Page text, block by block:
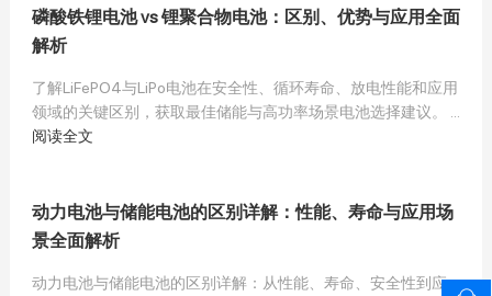
磷酸铁锂电池 vs 锂聚合物电池：区别、优势与应用全面
解析
了解LiFePO4与LiPo电池在安全性、循环寿命、放电性能和应用
领域的关键区别，获取最佳储能与高功率场景电池选择建议。 ...
阅读全文
动力电池与储能电池的区别详解：性能、寿命与应用场
景全面解析
动力电池与储能电池的区别详解：从性能、寿命、安全性到应